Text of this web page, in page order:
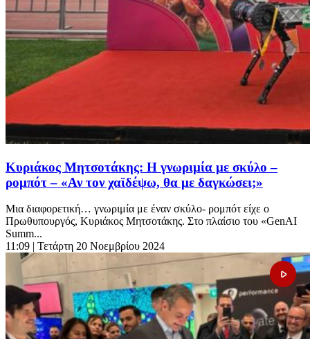
Κυριάκος Μητσοτάκης: Η γνωριμία με σκύλο –
ρομπότ – «Αν τον χαϊδέψω, θα με δαγκώσει;»
Μια διαφορετική… γνωριμία με έναν σκύλο- ρομπότ είχε ο
Πρωθυπουργός, Κυριάκος Μητσοτάκης. Στο πλαίσιο του «GenAI
Summ...
11:09 | Τετάρτη 20 Νοεμβρίου 2024